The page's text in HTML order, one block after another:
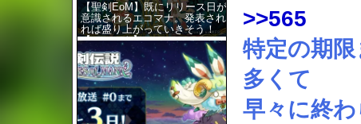
【聖剣EoM】既にリリース日が
意識されるエコマナ。発表され
れば盛り上がっていきそう！
【エコマナ】
>>565
特定の期
多くて
早々に終